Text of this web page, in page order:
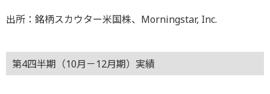
出所：銘柄スカウター米国株、Morningstar, Inc.
第4四半期（10月－12月期）実績